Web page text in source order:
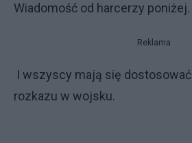
Wiadomość od harcerzy poniżej.
Reklama
I wszyscy mają się
rozkazu w wojsku.